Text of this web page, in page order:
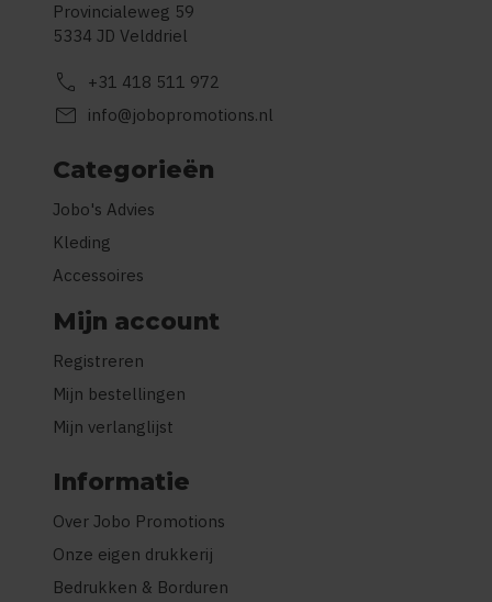
Provincialeweg 59
5334 JD Velddriel
call +31 418 511 972
mail info@jobopromotions.nl
Categorieën
Jobo's Advies
Kleding
Accessoires
Mijn account
Registreren
Mijn bestellingen
Mijn verlanglijst
Informatie
Over Jobo Promotions
Onze eigen drukkerij
Bedrukken & Borduren